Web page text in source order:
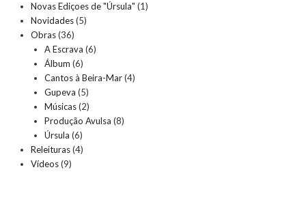
Novas Ediçoes de "Úrsula" (1)
Novidades(5)
Obras(36)
A Escrava (6)
Álbum (6)
Cantos à Beira-Mar(4)
Gupeva (5)
Músicas(2)
Produção Avulsa (8)
Úrsula (6)
Releituras(4)
Vídeos(9)